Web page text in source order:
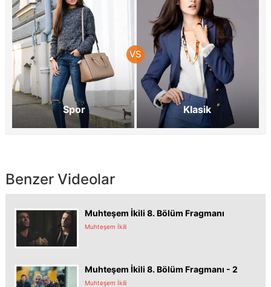
Spor Klasik
Benzer Videolar
Muhteşem İkili 8. Bölüm Fragmanı
Muhteşem İkili
Muhteşem İkili 8. Bölüm Fragmanı - 2
Muhteşem İkili